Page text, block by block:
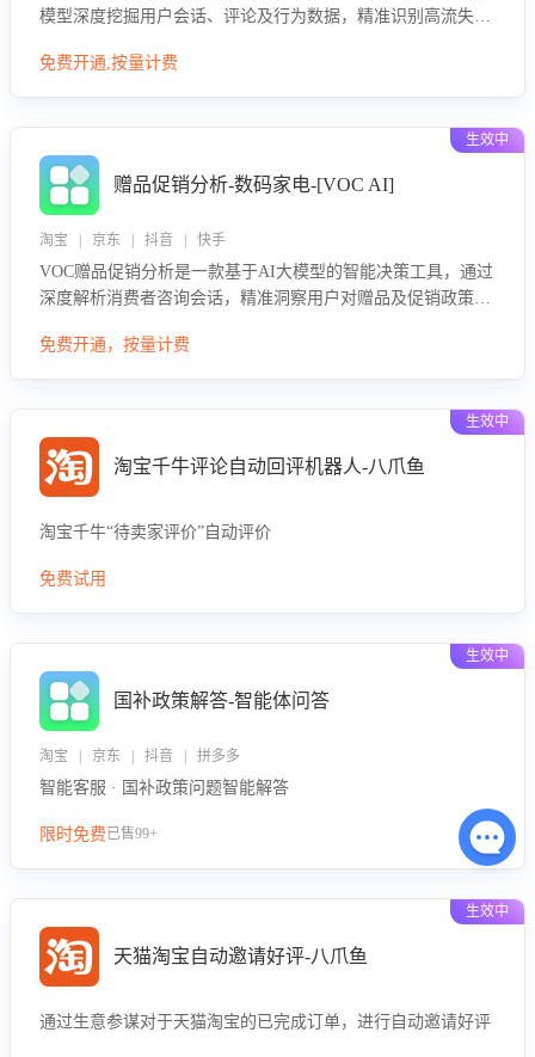
模型深度挖掘用户会话、评论及行为数据，精准识别高流失风
迟、竞品价格冲击等。系统自动输出可落地的挽回策略，迅速
免费开通,按量计费
生效中
赠品促销分析-数码家电-[VOC AI]
淘宝 | 京东 | 抖音 | 快手
VOC赠品促销分析是一款基于AI大模型的智能决策工具，通过
深度解析消费者咨询会话，精准洞察用户对赠品及促销政策的
求，帮助企业制定个性化赠品组合策略，优化资源投放并淘汰
免费开通，按量计费
生效中
淘宝千牛评论自动回评机器人-八爪鱼
淘宝千牛“待卖家评价”自动评价
免费试用
生效中
国补政策解答-智能体问答
淘宝 | 京东 | 抖音 | 拼多多
智能客服 · 国补政策问题智能解答
限时免费已售99+
生效中
天猫淘宝自动邀请好评-八爪鱼
通过生意参谋对于天猫淘宝的已完成订单，进行自动邀请好评